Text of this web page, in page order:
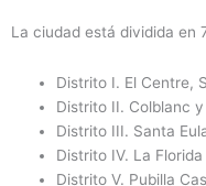
La ciudad está dividida en
Distrito I. El Centre,
Distrito II. Colblanc
Distrito III. Santa
Distrito IV. La
Distrito V. Pubilla